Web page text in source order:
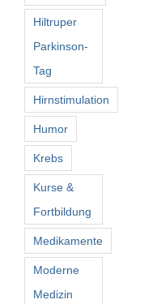
Hiltruper
Parkinson-
Tag
Hirnstimulation
Humor
Krebs
Kurse &
Fortbildung
Medikamente
Moderne
Medizin